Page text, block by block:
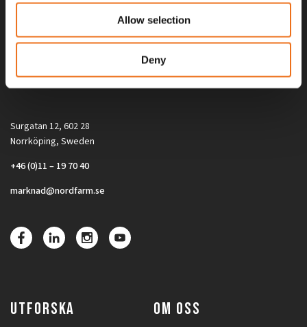
Allow selection
Deny
Alla priser på tillbehör och tillval gäller vid köp av ny maskin. Priserna
gäller inte vid köp av enskild produkt, till exempel
Surgatan 12, 602 28
Norrköping, Sweden
+46 (0)11 – 19 70 40
marknad@nordfarm.se
UTFORSKA OM OSS